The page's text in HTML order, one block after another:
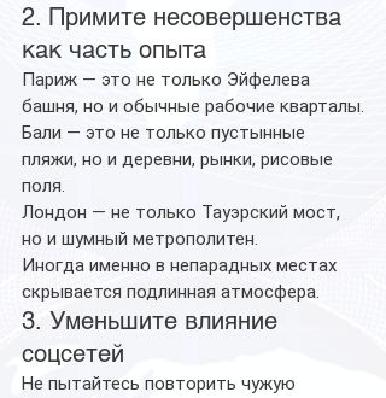
2. Примите несовершенства
как часть опыта
Париж — это не только Эйфелева
башня, но и обычные рабочие кварталы.
Бали — это не только пустынные
пляжи, но и деревни, рынки, рисовые
поля.
Лондон — не только Тауэрский мост,
но и шумный метрополитен.
Иногда именно в непарадных местах
скрывается подлинная атмосфера.
3. Уменьшите влияние
соцсетей
Не пытайтесь повторить чужую